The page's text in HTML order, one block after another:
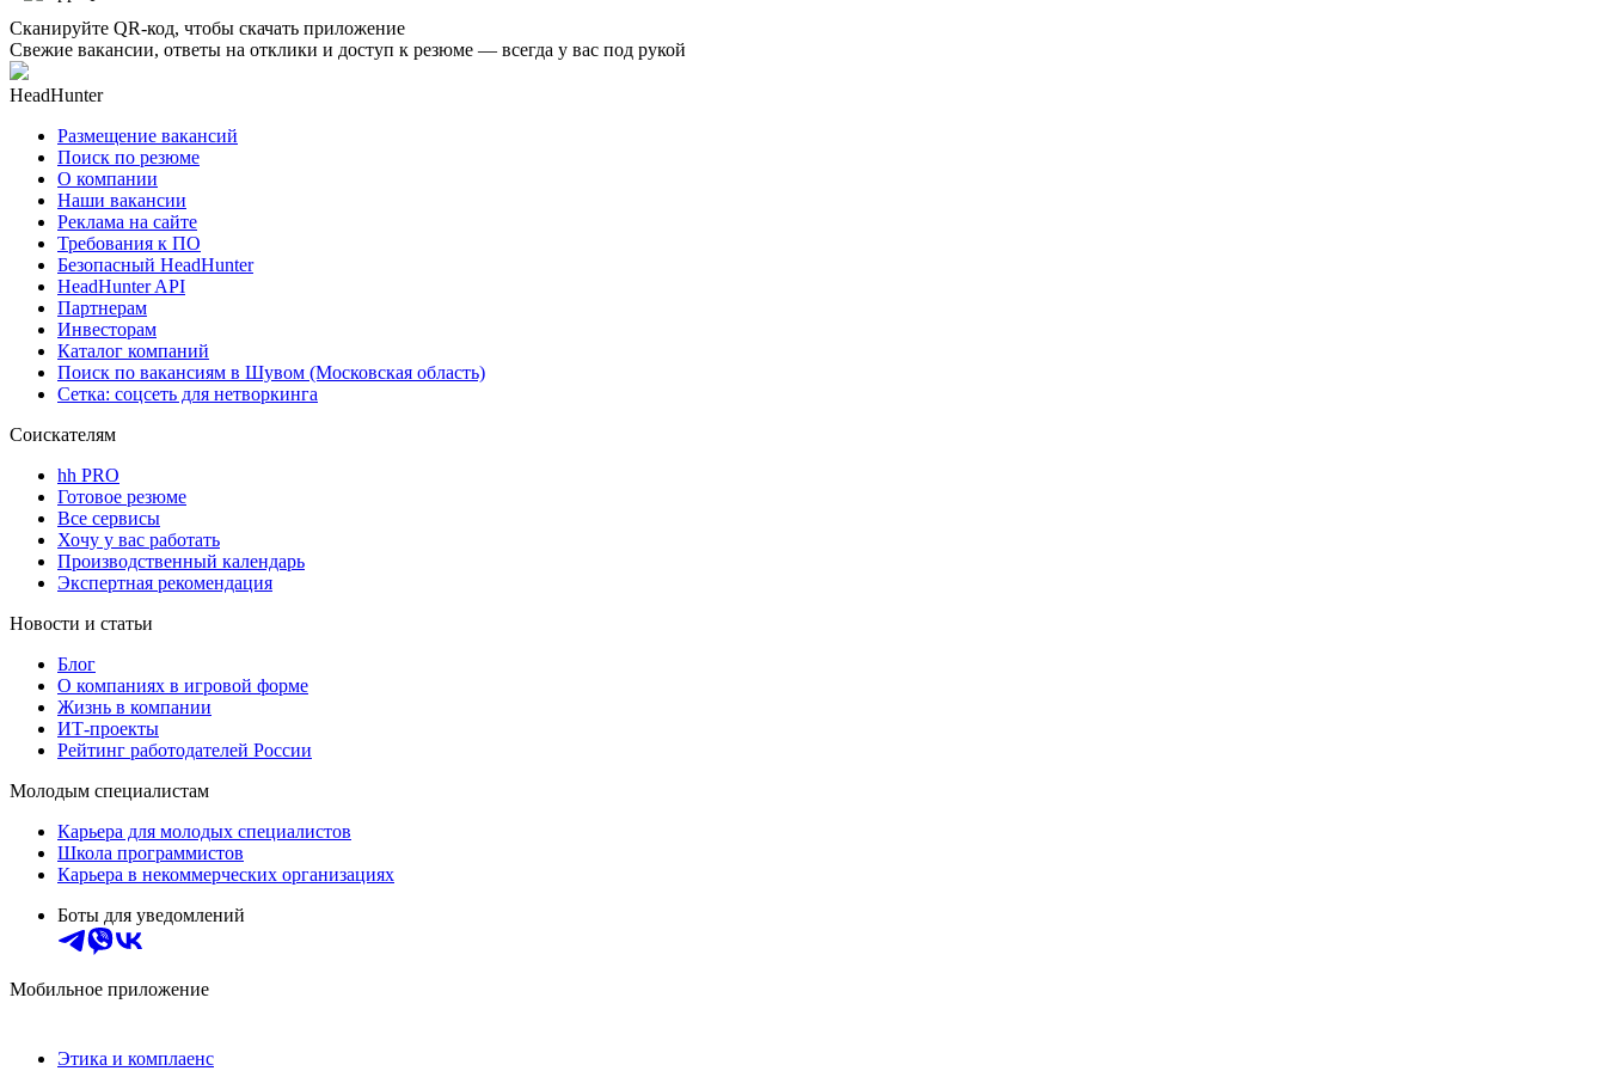
Сканируйте QR-код, чтобы скачать приложение
Свежие вакансии, ответы на отклики и доступ к резюме — всегда у вас под рукой
HeadHunter
Размещение вакансий
Поиск по резюме
О компании
Наши вакансии
Реклама на сайте
Требования к ПО
Безопасный HeadHunter
HeadHunter API
Партнерам
Инвесторам
Каталог компаний
Поиск по вакансиям в Шувом (Московская область)
Сетка: соцсеть для нетворкинга
Соискателям
hh PRO
Готовое резюме
Все сервисы
Хочу у вас работать
Производственный календарь
Экспертная рекомендация
Новости и статьи
Блог
О компаниях в игровой форме
Жизнь в компании
ИТ-проекты
Рейтинг работодателей России
Молодым специалистам
Карьера для молодых специалистов
Школа программистов
Карьера в некоммерческих организациях
Боты для уведомлений
Мобильное приложение
Этика и комплаенс